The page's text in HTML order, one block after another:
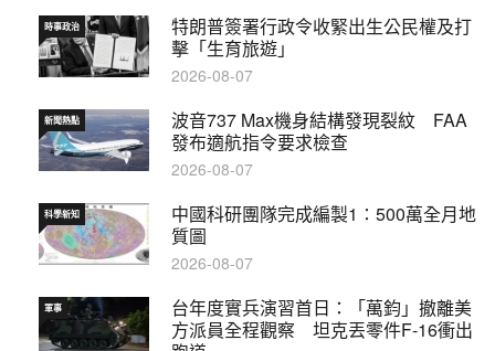
特朗普簽署行政令收緊出生公民權及打
擊「生育旅遊」
時事政治
2026-08-07
波音737 Max機身結構發現裂紋 FAA
發布適航指令要求檢查
新聞熱點
2026-08-07
中國科研團隊完成編製1∶500萬全月地
質圖
科學新知
2026-08-07
台年度實兵演習首日：「萬鈞」撤離美
方派員全程觀察 坦克丟零件F-16衝出
軍事